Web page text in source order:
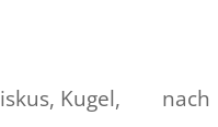
Kugel,
nach